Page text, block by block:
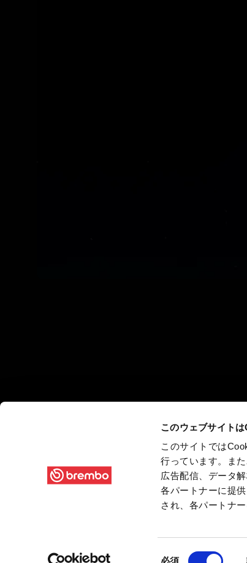
このウェブサイト
このサイトでは
行っています。ま
広告配信、データ
各パートナーに提
され、各パートナ
必須